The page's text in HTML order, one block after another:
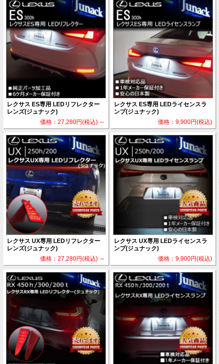
レクサス ES専用 LEDリフレクター
レンズ(ジュナック)
価格：27,280円(税込) ～
レクサス ES専用 LEDライセンスラ
ンプ(ジュナック)
価格：9,900円(税込)
レクサス UX専用 LEDリフレクター
レンズ(ジュナック)
価格：27,280円(税込) ～
レクサス UX専用 LEDライセンスラ
ンプ(ジュナック)
価格：9,900円(税込)